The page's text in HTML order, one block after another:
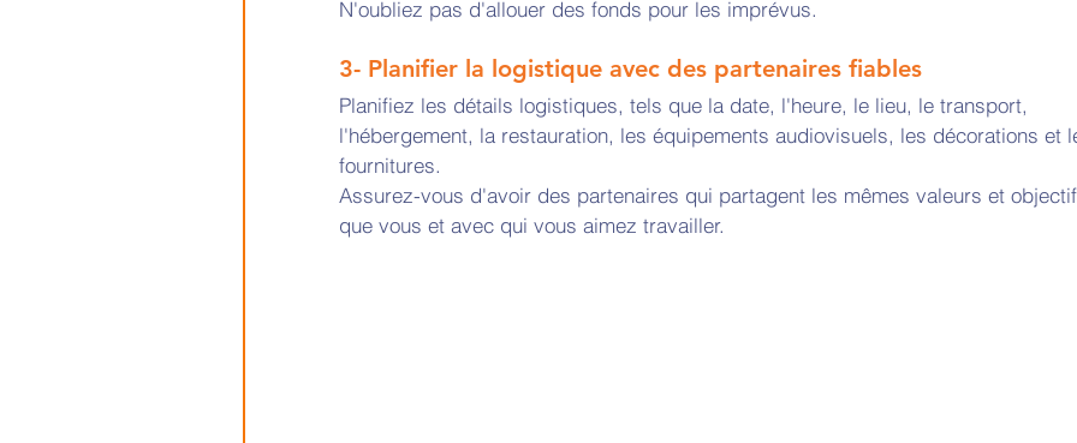
N'oubliez pas d'allouer des fonds pour les imprévus.
3- Planifier la logistique avec des partenaires fiables
Planifiez les détails logistiques, tels que la date, l'heure, le lieu, le transport,
l'hébergement, la restauration, les équipements audiovisuels, les décorations et
fournitures.
Assurez-vous d'avoir des partenaires qui partagent les mêmes valeurs et
que vous et avec qui vous aimez travailler.